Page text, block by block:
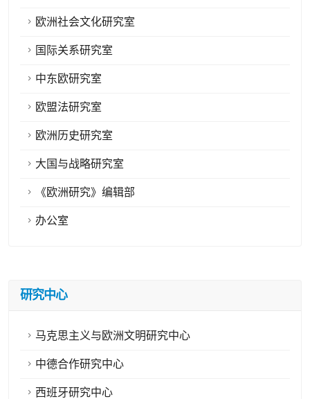
欧洲社会文化研究室
国际关系研究室
中东欧研究室
欧盟法研究室
欧洲历史研究室
大国与战略研究室
《欧洲研究》编辑部
办公室
研究中心
马克思主义与欧洲文明研究中心
中德合作研究中心
西班牙研究中心